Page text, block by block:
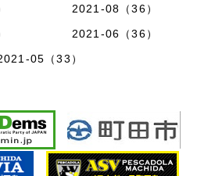
2021-08（36）
2021-06（36）
05（33）